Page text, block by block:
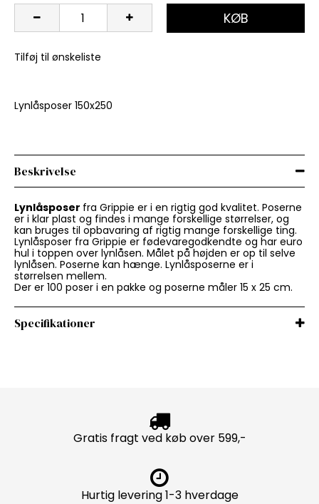
KØB
Tilføj til ønskeliste
Lynlåsposer 150x250
Beskrivelse
Lynlåsposer fra Grippie er i en rigtig god kvalitet. Poserne
er i klar plast og findes i mange forskellige størrelser, og
kan bruges til opbavaring af rigtig mange forskellige ting.
Lynlåsposer fra Grippie er fødevaregodkendte og har euro
hul i toppen over lynlåsen. Målet på højden er op til selve
lynlåsen. Poserne kan hænge. Lynlåsposerne er i
størrelsen mellem.
Der er 100 poser i en pakke og poserne måler 15 x 25 cm.
Specifikationer
Gratis fragt ved køb over 599,-
Hurtig levering 1-3 hverdage